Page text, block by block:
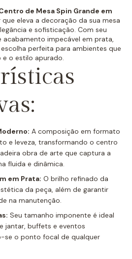
de Mesa Spin Grande em
que eleva a decoração da sua mesa
e sofisticação. Com seu
impecável em prata,
perfeita para ambientes que
o estilo apurado.
A composição em formato
e leveza, transformando o centro
obra de arte que captura a
fluida e dinâmica.
em Prata: O brilho refinado da
da peça, além de garantir
na manutenção.
Seu tamanho imponente é ideal
jantar, buffets e eventos
se o ponto focal de qualquer